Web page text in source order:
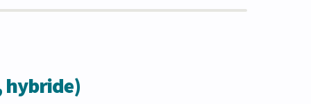
hybride)